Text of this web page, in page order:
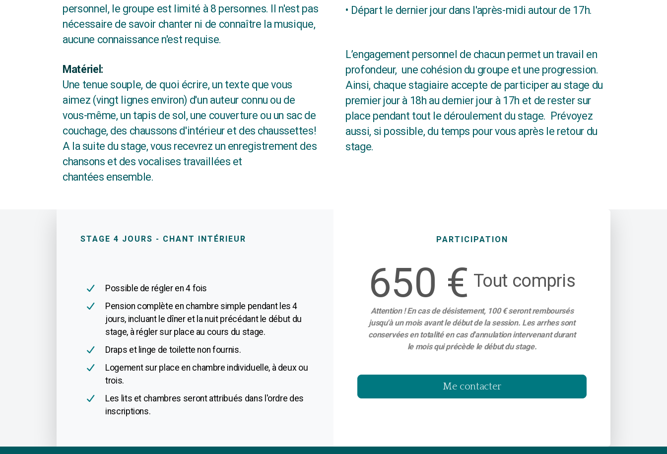
personnel, le groupe est limité à 8 personnes. Il n'est pas
nécessaire de savoir chanter ni de connaître la musique,
aucune connaissance n'est requise.
Matériel:
Une tenue souple, de quoi écrire, un texte que vous
aimez (vingt lignes environ) d'un auteur connu ou de
vous-même, un tapis de sol, une couverture ou un sac de
couchage, des chaussons d'intérieur et des chaussettes!
A la suite du stage, vous recevrez un enregistrement des
chansons et des vocalises travaillées et
chantées ensemble.
• Départ le dernier jour dans l'après-midi autour de 17h.
L’engagement personnel de chacun permet un travail en
profondeur, une cohésion du groupe et une progression.
Ainsi, chaque stagiaire accepte de participer au stage du
premier jour à 18h au dernier jour à 17h et de rester sur
place pendant tout le déroulement du stage. Prévoyez
aussi, si possible, du temps pour vous après le retour du
stage.
STAGE 4 JOURS - CHANT INTÉRIEUR
Possible de régler en 4 fois
Pension complète en chambre simple pendant les 4
jours, incluant le dîner et la nuit précédant le début du
stage, à régler sur place au cours du stage.
Draps et linge de toilette non fournis.
Logement sur place en chambre individuelle, à deux ou
trois.
Les lits et chambres seront attribués dans l'ordre des
inscriptions.
PARTICIPATION
650 € Tout compris
Attention ! En cas de désistement, 100 € seront remboursés
jusqu'à un mois avant le début de la session. Les arrhes sont
conservées en totalité en cas d'annulation intervenant durant
le mois qui précède le début du stage.
Me contacter